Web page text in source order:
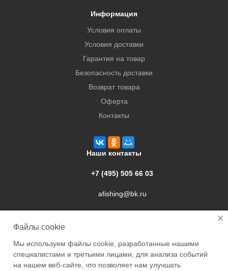
Информация
Условия оплаты
Условия доставки
Гарантия на товар
Безопасность доставки
Возврат товара
Оферта
Контакты
Наши контакты
+7 (495) 505 66 03
afishing@bk.ru
Файлы cookie
Мы используем файлы cookie, разработанные нашими
специалистами и третьими лицами, для анализа событий
на нашем веб-сайте, что позволяет нам улучшать